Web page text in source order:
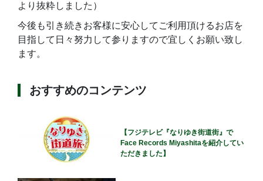
より抜粋しました）
今後も引き続きお客様に安心してご利用頂けるお店を
目指して日々努力して参りますので宜しくお願い致し
ます。
おすすめのコンテンツ
【フジテレビ『なりゆき街道街』で
Face Records Miyashitaを紹介してい
ただきました】